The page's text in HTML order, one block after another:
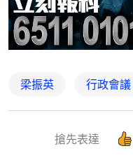
梁振英 行政會議
搶先表達